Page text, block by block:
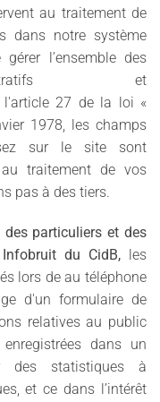
au traitement de
dans notre système
l’ensemble des
et
l'article 27 de la loi «
1978, les champs
sur le site sont
traitement de vos
pas à des tiers.
particuliers et des
du CidB, les
lors de au téléphone
d'un formulaire de
relatives au public
dans un
des statistiques à
et ce dans l’intérêt